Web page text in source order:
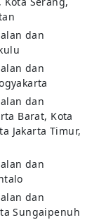
dan
dan
dan
Barat, Kota
Jakarta Timur,
dan
dan
Sungaipenuh